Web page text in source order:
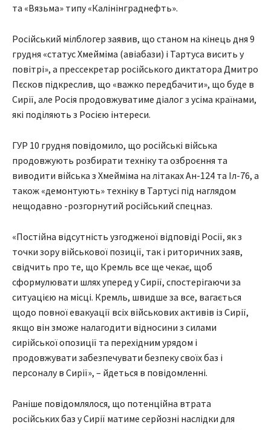
та «Вязьма» типу «Калінінграднефть».
Російський мілблогер заявив, що станом на кінець дня 9
грудня «статус Хмейміма (авіабази) і Тартуса висить у
повітрі», а прессекретар російського диктатора Дмитро
Пєсков підкреслив, що «важко передбачити», що буде в
Сирії, але Росія продовжуватиме діалог з усіма країнами,
які поділяють з Росією інтереси.
ГУР 10 грудня повідомило, що російські війська
продовжують розбирати техніку та озброєння та
виводити війська з Хмейміма на літаках Ан-124 та Іл-76, а
також «демонтують» техніку в Тартусі під наглядом
нещодавно -розгорнутий російський спецназ.
«Постійна відсутність узгодженої відповіді Росії, як з
точки зору військової позиції, так і риторичних заяв,
свідчить про те, що Кремль все ще чекає, щоб
сформулювати шлях уперед у Сирії, спостерігаючи за
ситуацією на місці. Кремль, швидше за все, вагається
щодо повної евакуації всіх військових активів із Сирії,
якщо він зможе налагодити відносини з силами
сирійської опозиції та перехідним урядом і
продовжувати забезпечувати безпеку своїх баз і
персоналу в Сирії», – йдеться в повідомленні.
Раніше повідомлялося, що потенційна втрата
російських баз у Сирії матиме серйозні наслідки для